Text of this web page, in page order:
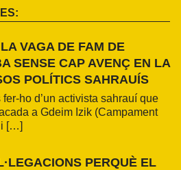
VAGA DE FAM DE
SENSE CAP AVENÇ EN LA
POLÍTICS SAHRAUÍS
ho d’un activista sahrauí que
a Gdeim Izik (Campament
i […]
PERQUÈ EL